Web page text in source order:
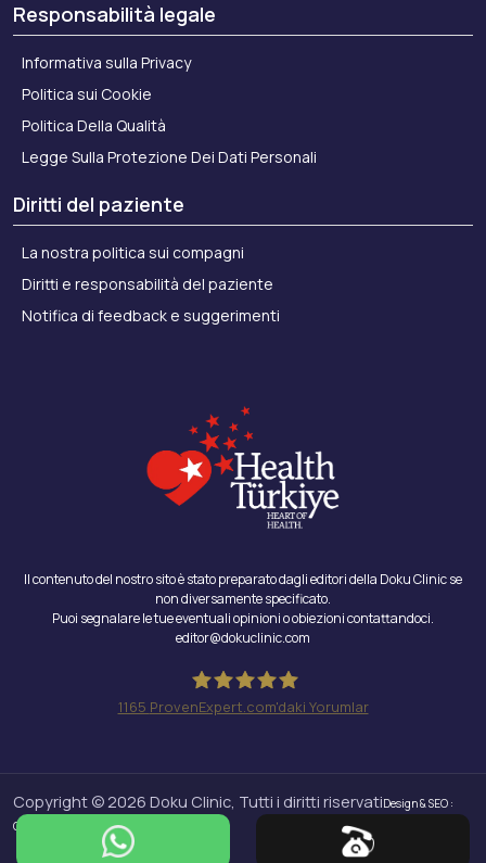
Responsabilità legale
Informativa sulla Privacy
Politica sui Cookie
Politica Della Qualità
Legge Sulla Protezione Dei Dati Personali
Diritti del paziente
La nostra politica sui compagni
Diritti e responsabilità del paziente
Notifica di feedback e suggerimenti
Il contenuto del nostro sito è stato preparato dagli editori della Doku Clinic se
non diversamente specificato.
Puoi segnalare le tue eventuali opinioni o obiezioni contattandoci.
editor@dokuclinic.com
1165 ProvenExpert.com'daki Yorumlar
Copyright © 2026 Doku Clinic, Tutti i diritti riservatiDesign & SEO :
Crabs Media